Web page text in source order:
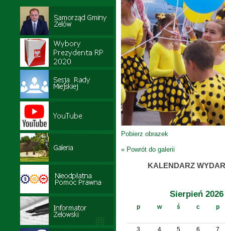
Pobierz obrazek
« Powrót do galerii
KALENDARZ
Sierpień 2026
p w ś c p
3 4 5 6
7